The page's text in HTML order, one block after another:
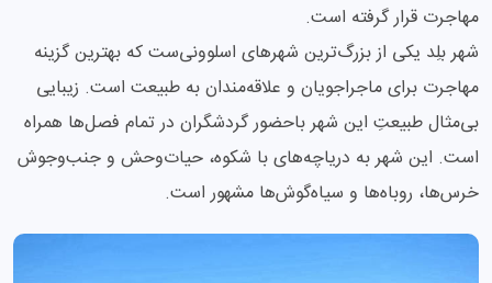
مهاجرت قرار گرفته است.
شهر بلِد یکی از بزرگ‌ترین شهرهای اسلوونی‌ست که بهترین گزینه
مهاجرت برای ماجراجویان و علاقه‌مندان به طبیعت است. زیبایی
بی‌مثال طبیعتِ این شهر باحضور گردشگران در تمام فصل‌ها همراه
است. این شهر به دریاچه‌های با شکوه، حیات‌وحش و جنب‌وجوش
خرس‌ها، روباه‌ها و سیاه‌گوش‌ها مشهور است.